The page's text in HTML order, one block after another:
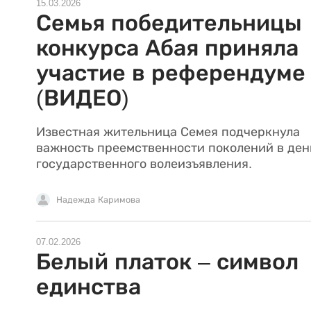
15.03.2026
Семья победительницы
конкурса Абая приняла
участие в референдуме
(ВИДЕО)
Известная жительница Семея подчеркнула
важность преемственности поколений в
государственного волеизъявления.
Надежда Каримова
07.02.2026
Белый платок – символ
единства